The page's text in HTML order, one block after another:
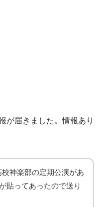
が届きました。情報あり
校神楽部の定期公演があ
貼ってあったので送り